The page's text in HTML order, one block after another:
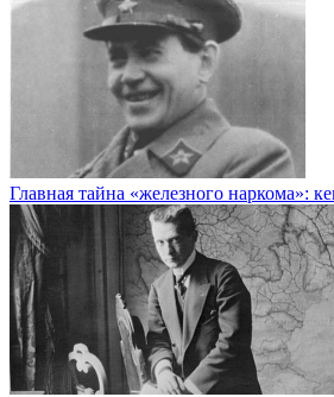
Главная тайна «железного наркома»: